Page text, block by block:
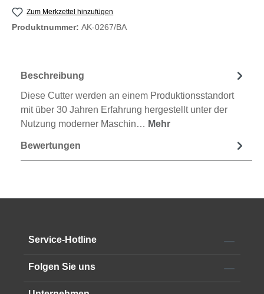
Zum Merkzettel hinzufügen
Produktnummer: AK-0267/BA
Beschreibung
Diese Cutter werden an einem Produktionsstandort
mit über 30 Jahren Erfahrung hergestellt unter der
Nutzung moderner Maschin… Mehr
Bewertungen
Service-Hotline
Folgen Sie uns